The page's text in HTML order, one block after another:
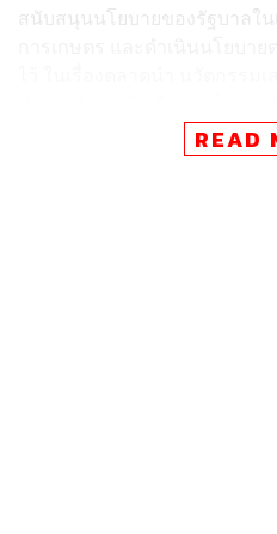
สนับสนุนนโยบายของรัฐบาลใน
และต้องบูรณาการกับกระทรว
เพราะต้องใช้นวัตกรรมเสริม
READ